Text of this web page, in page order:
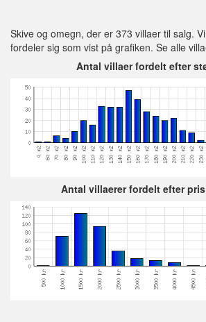
Skive og omegn, der er 373 villaer til salg.
fordeler sig som vist på grafiken. Se alle
Antal villaer fordelt efter
Antal villaerer fordelt efter pris